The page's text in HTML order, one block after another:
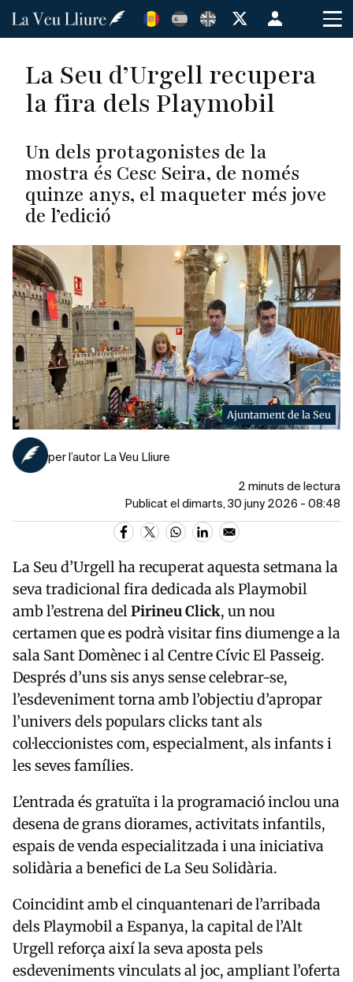
Vés
Menú
de
de
usuario
La Seu d’Urgell recupera
la fira dels Playmobil
Un dels protagonistes de la
mostra és Cesc Seira, de només
quinze anys, el maqueter més jove
de l’edició
Ajuntament de la Seu
per l’autor La Veu Lliure
2 minuts de lectura
Publicat el dimarts, 30 juny 2026 - 08:48
La Seu d’Urgell ha recuperat aquesta setmana la
seva tradicional fira dedicada als Playmobil
amb l’estrena del Pirineu Click, un nou
certamen que es podrà visitar fins diumenge a la
sala Sant Domènec i al Centre Cívic El Passeig.
Després d’uns sis anys sense celebrar-se,
l’esdeveniment torna amb l’objectiu d’apropar
l’univers dels populars clicks tant als
col·leccionistes com, especialment, als infants i
les seves famílies.
L’entrada és gratuïta i la programació inclou una
desena de grans diorames, activitats infantils,
espais de venda especialitzada i una iniciativa
solidària a benefici de La Seu Solidària.
Coincidint amb el cinquantenari de l’arribada
dels Playmobil a Espanya, la capital de l’Alt
Urgell reforça així la seva aposta pels
esdeveniments vinculats al joc, ampliant l’oferta